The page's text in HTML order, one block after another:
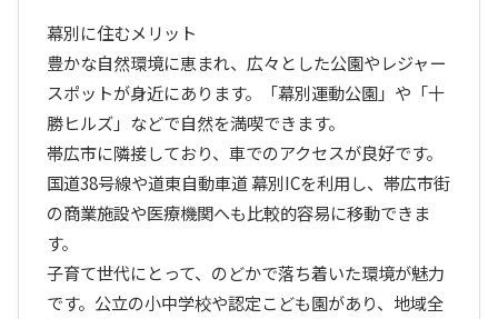
幕別に住むメリット
豊かな自然環境に恵まれ、広々とした公園やレジャー
スポットが身近にあります。「幕別運動公園」や「十
勝ヒルズ」などで自然を満喫できます。
帯広市に隣接しており、車でのアクセスが良好です。
国道38号線や道東自動車道 幕別ICを利用し、帯広市街
の商業施設や医療機関へも比較的容易に移動できま
す。
子育て世代にとって、のどかで落ち着いた環境が魅力
です。公立の小中学校や認定こども園があり、地域全